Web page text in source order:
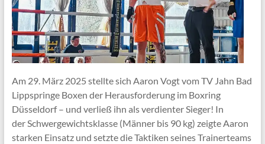
Am 29. März 2025 stellte sich Aaron Vogt vom TV Jahn Bad
Lippspringe Boxen der Herausforderung im Boxring
Düsseldorf – und verließ ihn als verdienter Sieger! In
der Schwergewichtsklasse (Männer bis 90 kg) zeigte Aaron
starken Einsatz und setzte die Taktiken seines Trainerteams